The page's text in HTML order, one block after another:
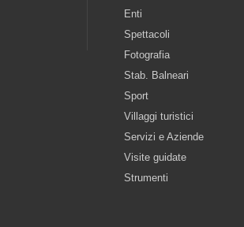
Enti
Spettacoli
Fotografia
Stab. Balneari
Sport
Villaggi turistici
Servizi e Aziende
Visite guidate
Strumenti